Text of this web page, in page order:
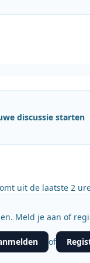
discussie starten
uit de laatste 2
Meld je aan of
of